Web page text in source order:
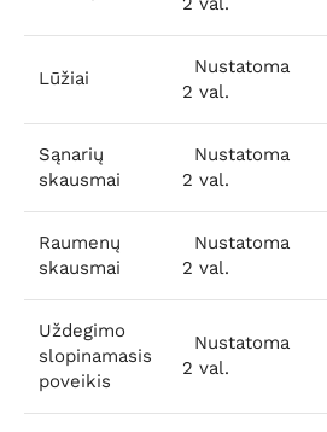
Lūžiai
Nustatoma
2 val.
Sąnarių
skausmai
Nustatoma
2 val.
Raumenų
skausmai
Nustatoma
2 val.
Uždegimo
slopinamasis
poveikis
Nustatoma
2 val.